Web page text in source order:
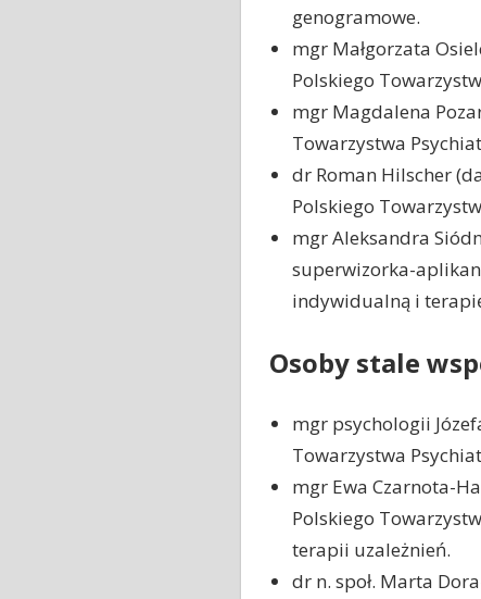
genogramowe.
mgr Małgorzata
Polskiego
mgr Magdalena
Towarzystwa
dr Roman Hilscher
Polskiego
mgr Aleksandra
superwizorka-
indywidualną i
Osoby stale
mgr psychologii
Towarzystwa
mgr Ewa Czarnota-
Polskiego
terapii uzależnień.
dr n. społ. Marta